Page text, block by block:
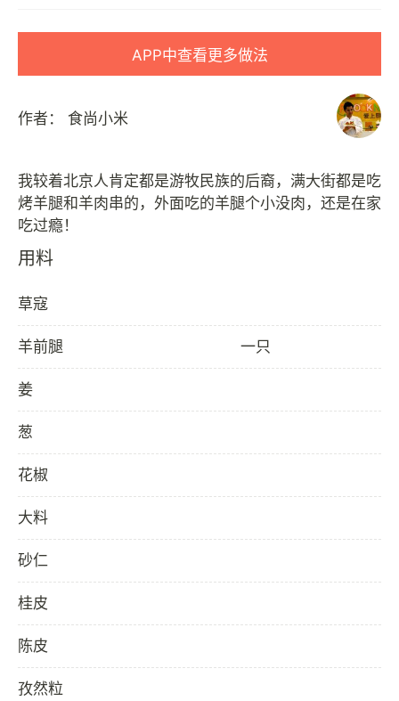
APP中查看更多做法
作者： 食尚小米
我较着北京人肯定都是游牧民族的后裔，满大街都是吃
烤羊腿和羊肉串的，外面吃的羊腿个小没肉，还是在家
用料
草寇
羊前腿 一只
姜
葱
花椒
大料
砂仁
桂皮
陈皮
孜然粒